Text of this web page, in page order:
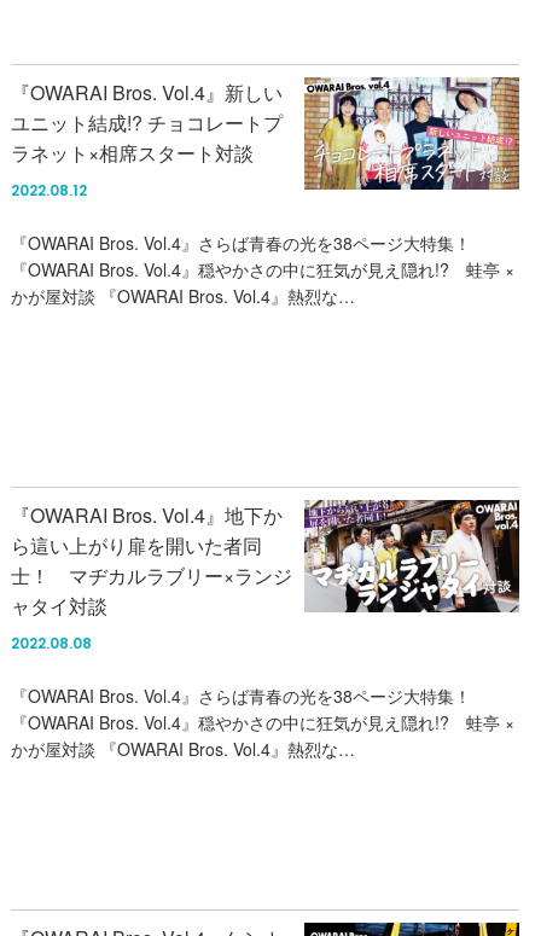
『OWARAI Bros. Vol.4』新しい
ユニット結成!? チョコレートプ
ラネット×相席スタート対談
2022.08.12
『OWARAI Bros. Vol.4』さらば青春の光を38ページ大特集！
『OWARAI Bros. Vol.4』穏やかさの中に狂気が見え隠れ!? 蛙亭 ×
かが屋対談 『OWARAI Bros. Vol.4』熱烈な…
『OWARAI Bros. Vol.4』地下か
ら這い上がり扉を開いた者同
士！ マヂカルラブリー×ランジ
ャタイ対談
2022.08.08
『OWARAI Bros. Vol.4』さらば青春の光を38ページ大特集！
『OWARAI Bros. Vol.4』穏やかさの中に狂気が見え隠れ!? 蛙亭 ×
かが屋対談 『OWARAI Bros. Vol.4』熱烈な…